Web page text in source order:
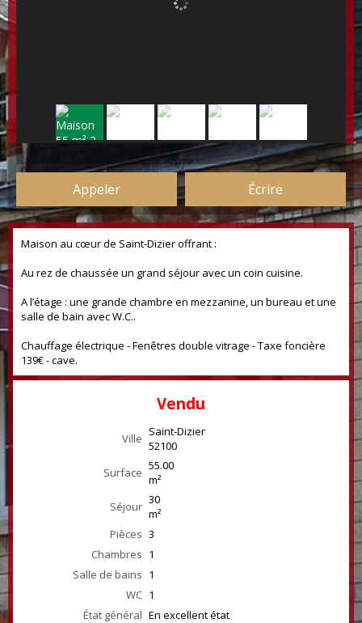
Appeler Écrire
Maison au cœur de Saint-Dizier offrant :
Au rez de chaussée un grand séjour avec un coin cuisine.
A l’étage : une grande chambre en mezzanine, un bureau et une
salle de bain avec W.C..
Chauffage électrique - Fenêtres double vitrage - Taxe foncière
139€ - cave.
Vendu
Ville Saint-Dizier
52100
Surface 55.00
m²
Séjour 30
m²
Pièces 3
Chambres 1
Salle de bains 1
WC 1
État général En excellent état